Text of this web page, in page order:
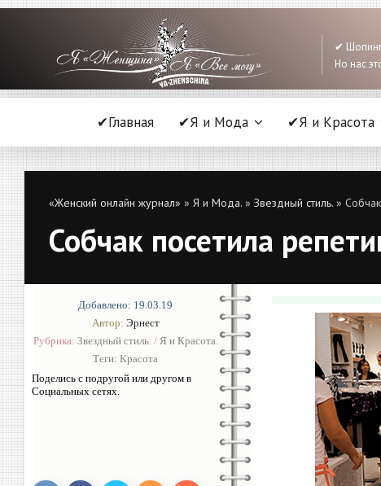
✔
Но нас
✔Главная ✔Я и Мода ✔Я и Красота
«Женский онлайн журнал» » Я и Мода. » Звездный стиль. »
Собчак посетила
Добавлено: 19.03.19
Автор: Эрнест
Рубрика: Звездный стиль./ Я и Красота.
Теги: Красота
Поделись с подругой или другом в
Социальных сетях.